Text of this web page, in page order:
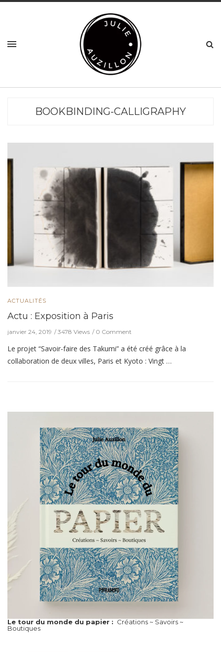
BOOKBINDING-CALLIGRAPHY
ACTUALITÉS
Actu : Exposition à Paris
janvier 24, 2019 3478 Views 0 Comment
Le projet “Savoir-faire des Takumi” a été créé grâce à la
collaboration de deux villes, Paris et Kyoto : Vingt …
Le tour du monde du papier : Créations ~ Savoirs ~
Boutiques